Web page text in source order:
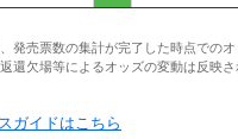
発売票数の集計が完了した時点での
還欠場等によるオッズの変動は反映さ
ガイドはこちら